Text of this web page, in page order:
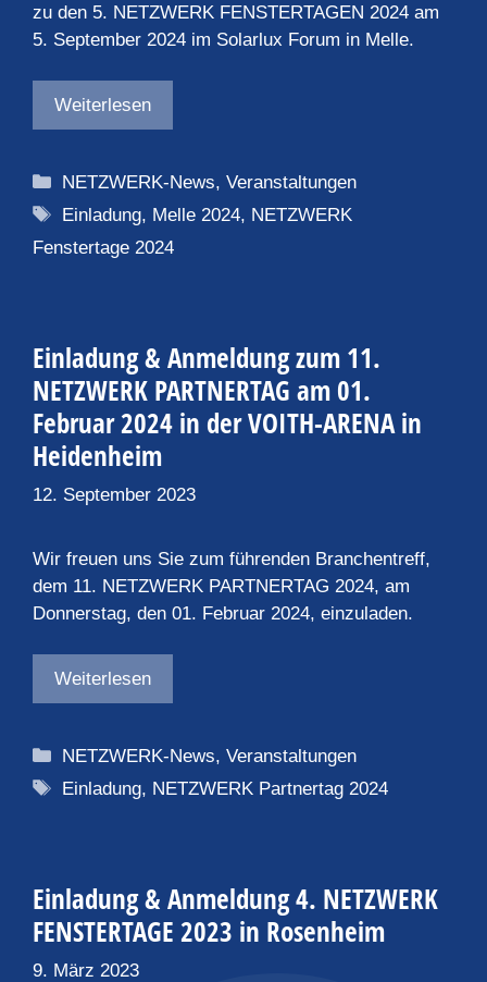
zu den 5. NETZWERK FENSTERTAGEN 2024 am
5. September 2024 im Solarlux Forum in Melle.
Weiterlesen
Kategorien
NETZWERK-News,Veranstaltungen
Schlagwörter
Einladung, Melle 2024, NETZWERK
Fenstertage 2024
Einladung & Anmeldung zum 11.
NETZWERK PARTNERTAG am 01.
Februar 2024 in der VOITH-ARENA in
Heidenheim
12. September 2023
Wir freuen uns Sie zum führenden Branchentreff,
dem 11. NETZWERK PARTNERTAG 2024, am
Donnerstag, den 01. Februar 2024, einzuladen.
Weiterlesen
Kategorien
NETZWERK-News,Veranstaltungen
Schlagwörter
Einladung, NETZWERK Partnertag 2024
Einladung & Anmeldung 4. NETZWERK
FENSTERTAGE 2023 in Rosenheim
9. März 2023